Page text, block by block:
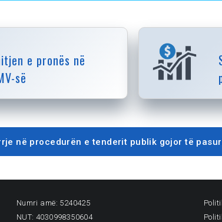
e pronës në
së
në procedurën e tenderit publik gojor të
Numri amë: 5240425
NUT: 4030998350604